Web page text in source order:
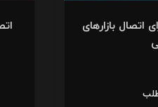
اتصال بازارهای